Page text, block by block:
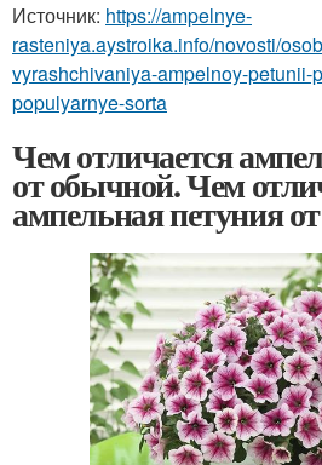
Источник: https://ampelnye-
rasteniya.aystroika.info/novosti/
vyrashchivaniya-ampelnoy-petunii-
populyarnye-sorta
Чем отличается
от обычной. Чем
ампельная петуния